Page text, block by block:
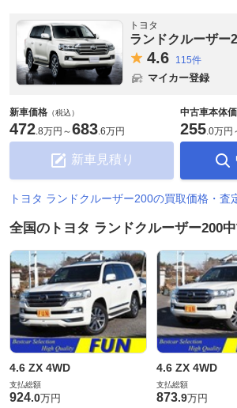
トヨタ
ランドクルーザー
4.6 115件
マイカー登録
新車価格 （税込）
472.8万円 ～683.6万円
新車見積り
中古車本体
255.0万円
トヨタ ランドクルーザー200の買取価格・査
全国のトヨタ ランドクルーザー200
4.6 ZX 4WD
支払総額
924.0万円
4.6 ZX 4WD
支払総額
873.9万円